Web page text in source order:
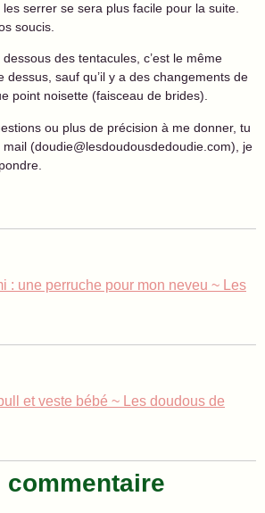
serrer se sera plus facile pour la suite.
soucis.
des tentacules, c’est le même
dessus, sauf qu’il y a des changements de
point noisette (faisceau de brides).
ou plus de précision à me donner, tu
mail (doudie@lesdoudousdedoudie.com), je
: une perruche pour mon neveu ~ Les
et veste bébé ~ Les doudous de